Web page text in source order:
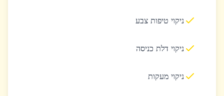
ניקוי טיפות צבע
ניקוי דלת כניסה
ניקוי מעקות